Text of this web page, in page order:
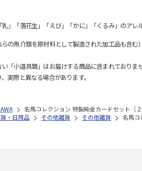
」「落花生」「えび」「かに」「くるみ」のアレ
の魚介類を原材料として製造された加工品も含む
「小道具類」はお届けする商品に含まれておりませ
実際と異なる場合があります。
名馬コレクション 特製純金カードセット（
・日用品 その他雑貨 その他雑貨 名馬コ